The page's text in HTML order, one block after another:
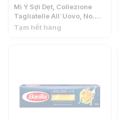
Mì Ý Sợi Dẹt, Collezione
Tagliatelle All`Uovo, No.
129 (450g) - BARILLA
Tạm hết hàng